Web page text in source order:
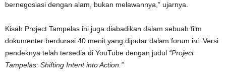
bernegosiasi dengan alam, bukan melawannya,” ujarnya.
Kisah Project Tampelas ini juga diabadikan dalam sebuah film
dokumenter berdurasi 40 menit yang diputar dalam forum ini. Versi
pendeknya telah tersedia di YouTube dengan judul “Project
Tampelas: Shifting Intent into Action.”